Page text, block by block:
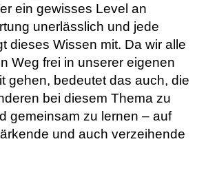
ein gewisses Level an
unerlässlich und jede
dieses Wissen mit. Da wir alle
Weg frei in unserer eigenen
gehen, bedeutet das auch, die
bei diesem Thema zu
gemeinsam zu lernen – auf
und auch verzeihende